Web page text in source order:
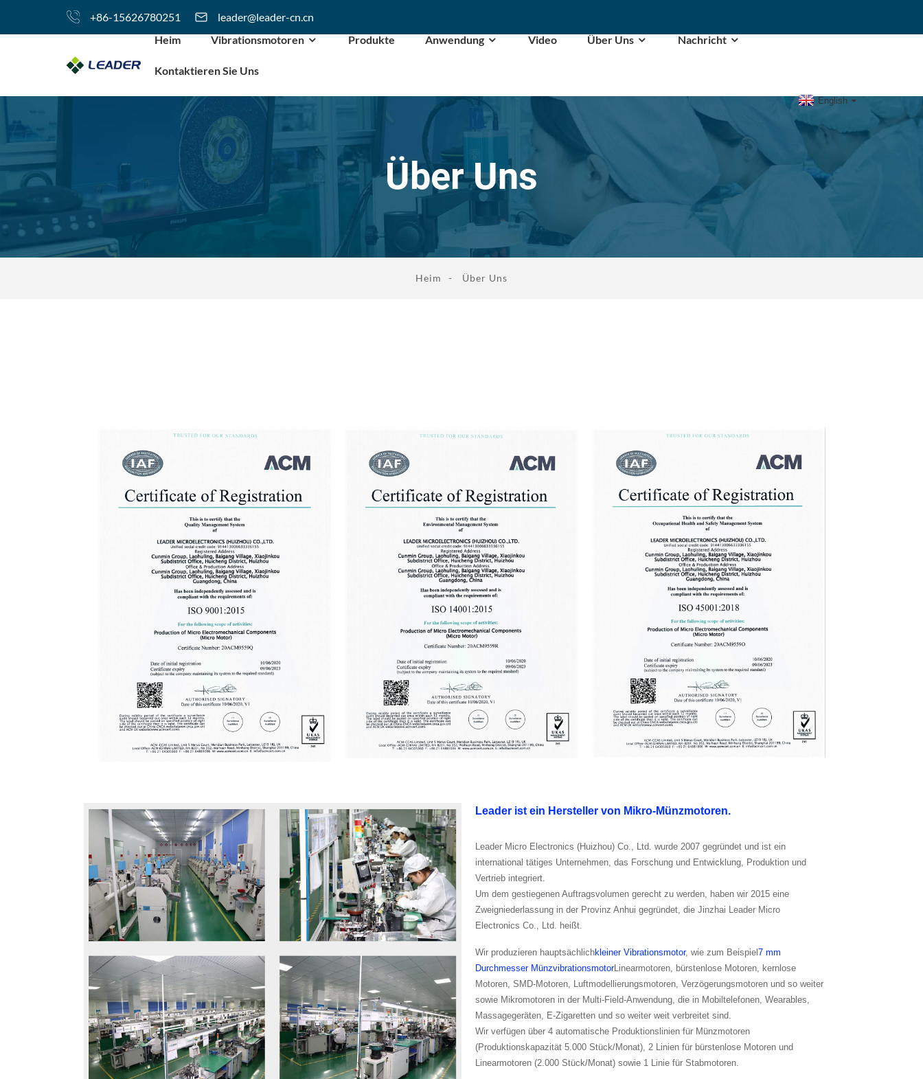
+86-15626780251
leader@leader-cn.cn
Heim
Vibrationsmotoren Produkte Anwendung Video Über Uns Nachricht
Kontaktieren Sie Uns
English
Über Uns
Heim Über Uns
Leader ist ein Hersteller von Mikro-Münzmotoren.
Leader Micro Electronics (Huizhou) Co., Ltd. wurde 2007 gegründet und ist ein
international tätiges Unternehmen, das Forschung und Entwicklung, Produktion und
Vertrieb integriert.
Um dem gestiegenen Auftragsvolumen gerecht zu werden, haben wir 2015 eine
Zweigniederlassung in der Provinz Anhui gegründet, die Jinzhai Leader Micro
Electronics Co., Ltd. heißt.
Wir produzieren hauptsächlichkleiner Vibrationsmotor, wie zum Beispiel 7 mm
Durchmesser MünzvibrationsmotorLinearmotoren, bürstenlose Motoren, kernlose
Motoren, SMD-Motoren, Luftmodellierungsmotoren, Verzögerungsmotoren und so weiter
sowie Mikromotoren in der Multi-Field-Anwendung, die in Mobiltelefonen, Wearables,
Massagegeräten, E-Zigaretten und so weiter weit verbreitet sind.
Wir verfügen über 4 automatische Produktionslinien für Münzmotoren
(Produktionskapazität 5.000 Stück/Monat), 2 Linien für bürstenlose Motoren und
Linearmotoren (2.000 Stück/Monat) sowie 1 Linie für Stabmotoren.